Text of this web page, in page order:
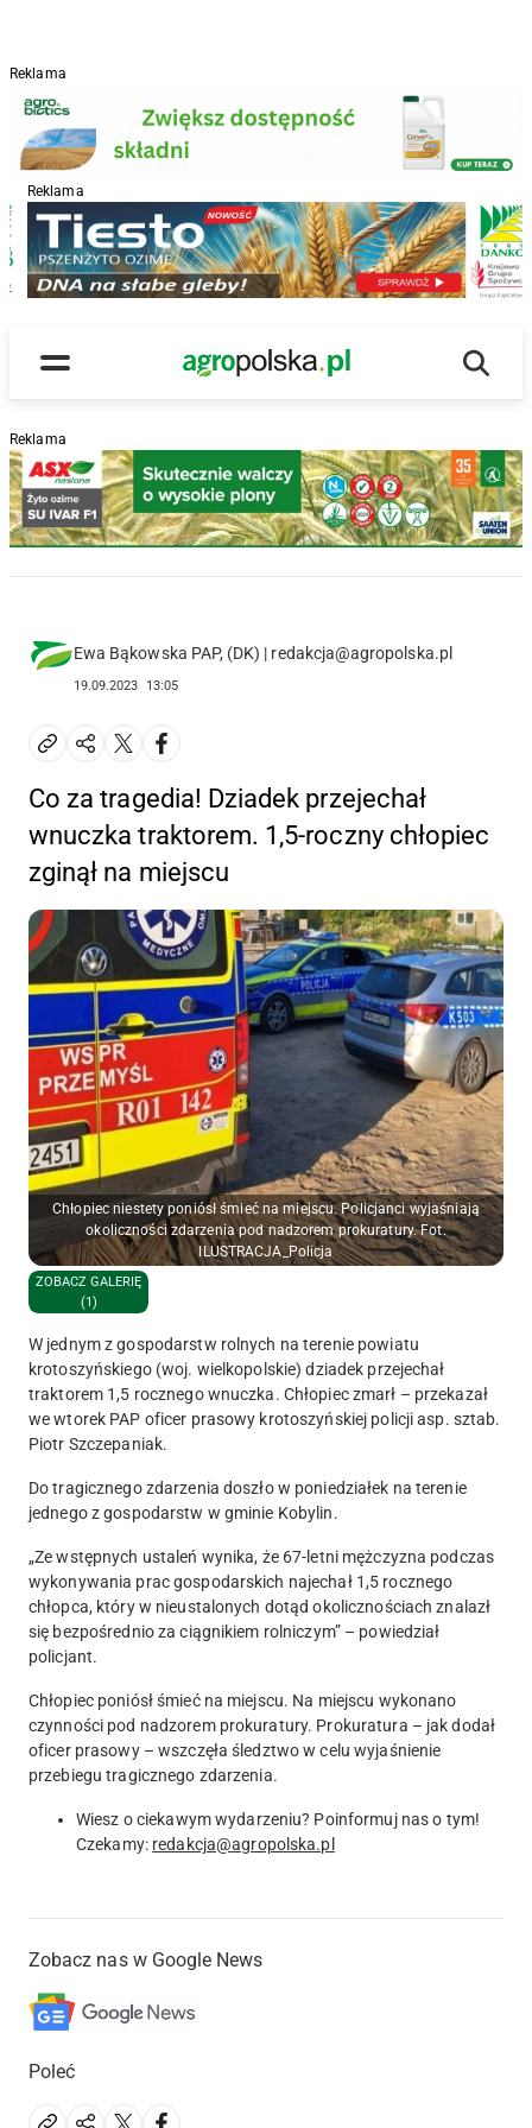
Reklama
Reklama
Menu
Main Logo
Reklama
Ewa Bąkowska PAP, (DK) | redakcja@agropolska.pl
19.09.2023 13:05
Co za tragedia! Dziadek przejechał
wnuczka traktorem. 1,5-roczny chłopiec
zginął na miejscu
Chłopiec niestety poniósł śmieć na miejscu. Policjanci wyjaśniają
okoliczności zdarzenia pod nadzorem prokuratury. Fot.
ILUSTRACJA_Policja
ZOBACZ GALERIĘ
(1)
W jednym z gospodarstw rolnych na terenie powiatu
krotoszyńskiego (woj. wielkopolskie) dziadek przejechał
traktorem 1,5 rocznego wnuczka. Chłopiec zmarł – przekazał
we wtorek PAP oficer prasowy krotoszyńskiej policji asp. sztab.
Piotr Szczepaniak.
Do tragicznego zdarzenia doszło w poniedziałek na terenie
jednego z gospodarstw w gminie Kobylin.
„Ze wstępnych ustaleń wynika, że 67-letni mężczyzna podczas
wykonywania prac gospodarskich najechał 1,5 rocznego
chłopca, który w nieustalonych dotąd okolicznościach znalazł
się bezpośrednio za ciągnikiem rolniczym” – powiedział
policjant.
Chłopiec poniósł śmieć na miejscu. Na miejscu wykonano
czynności pod nadzorem prokuratury. Prokuratura – jak dodał
oficer prasowy – wszczęła śledztwo w celu wyjaśnienie
przebiegu tragicznego zdarzenia.
Wiesz o ciekawym wydarzeniu? Poinformuj nas o tym!
Czekamy: redakcja@agropolska.pl
Zobacz nas w Google News
Poleć